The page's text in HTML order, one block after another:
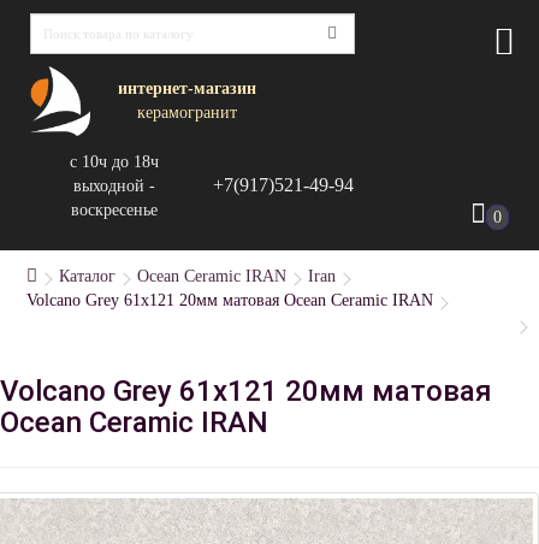
интернет-магазин
керамогранит
с 10ч до 18ч
выходной -
воскресенье
+7(917)521-49-94
0
Каталог Ocean Ceramic IRAN
Iran
Volcano Grey 61х121 20мм матовая Ocean Ceramic IRAN
Volcano Grey 61х121 20мм матовая
Ocean Ceramic IRAN